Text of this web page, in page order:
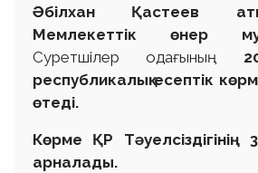
Әбілхан Қастеев
Мемлекеттік өнер
Суретшілер одағының
республикалық есептік
өтеді.
Көрме ҚР
арналады.